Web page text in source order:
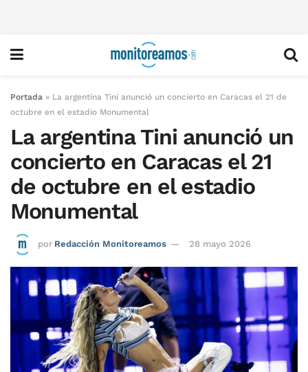
Portada » La argentina Tini anunció un concierto en Caracas el 21 de
octubre en el estadio Monumental
La argentina Tini anunció un
concierto en Caracas el 21
de octubre en el estadio
Monumental
por Redacción Monitoreamos 28 mayo 2026